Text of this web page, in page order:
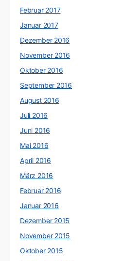
Februar 2017
Januar 2017
Dezember 2016
November 2016
Oktober 2016
September 2016
August 2016
Juli 2016
Juni 2016
Mai 2016
April 2016
März 2016
Februar 2016
Januar 2016
Dezember 2015
November 2015
Oktober 2015